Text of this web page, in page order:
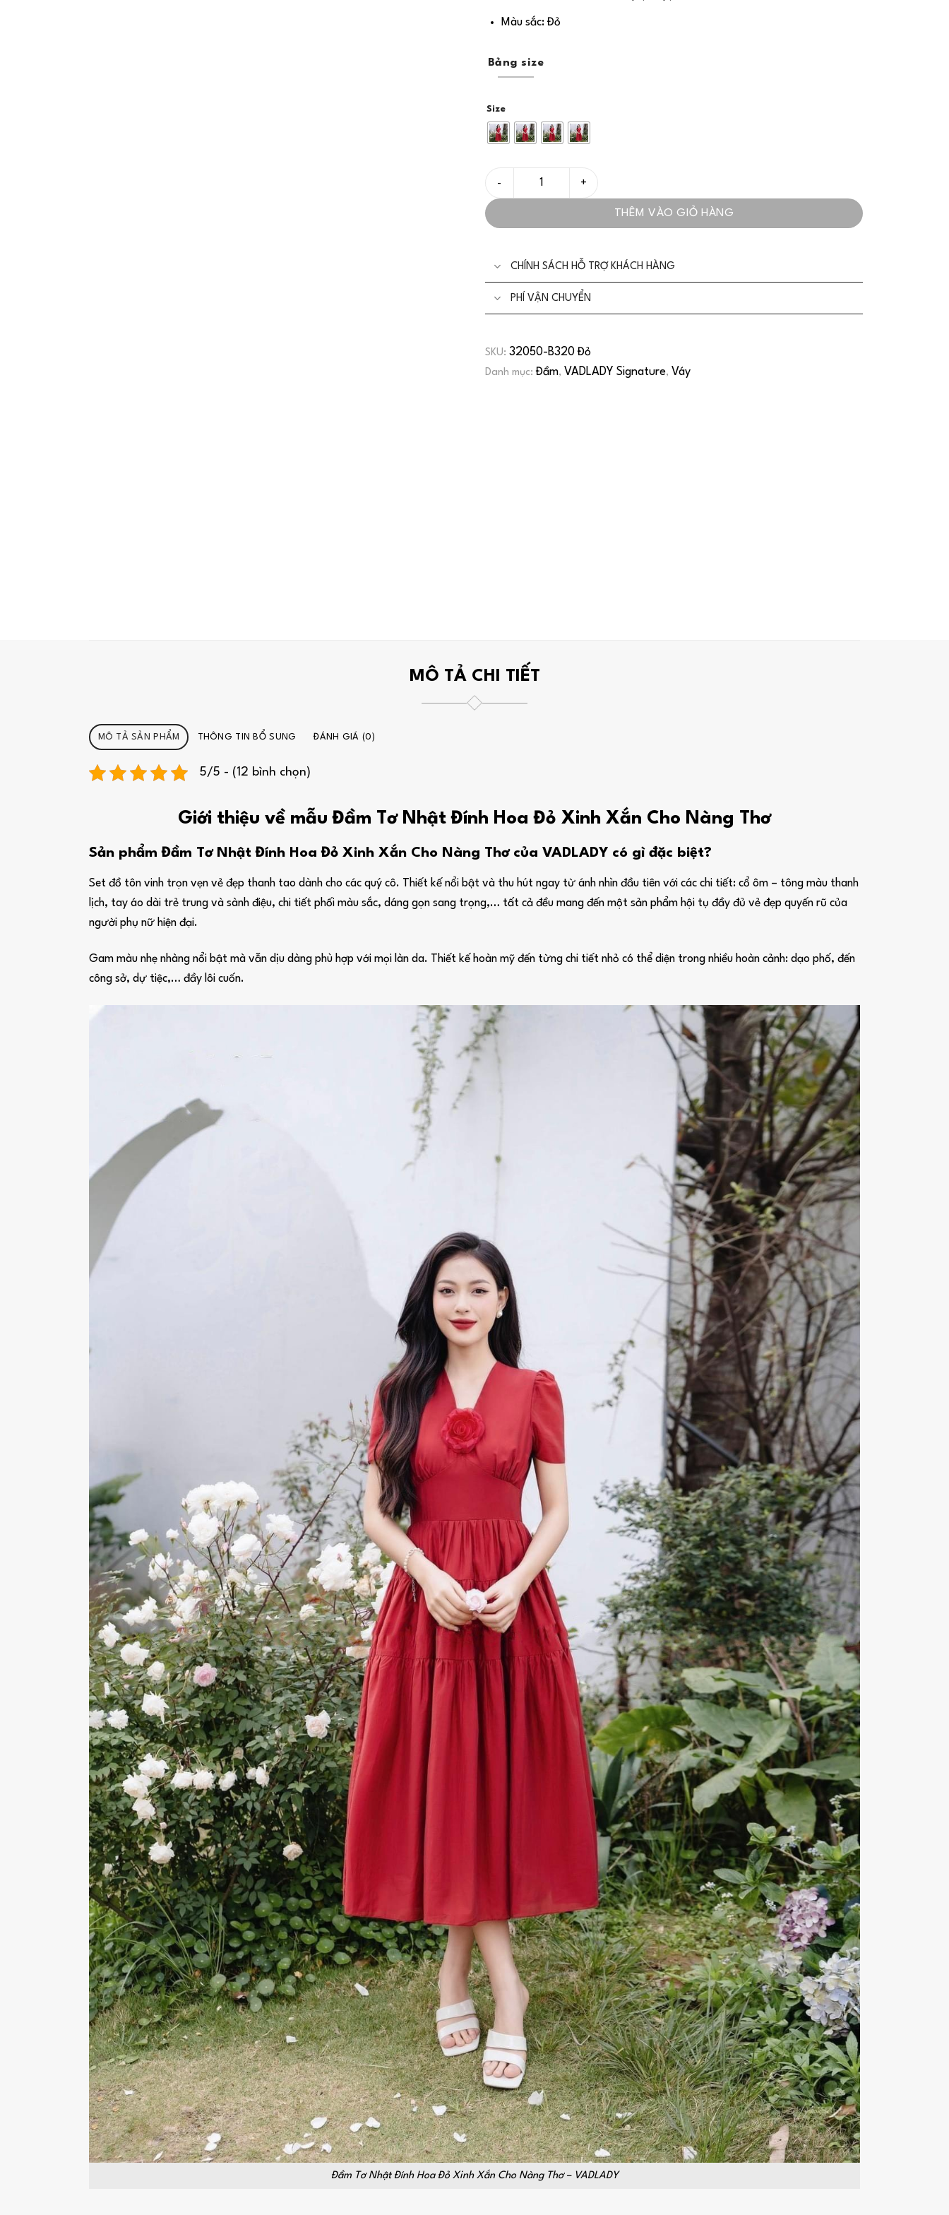
Màu sắc: Đỏ
Bảng size
Size
THÊM VÀO GIỎ HÀNG
CHÍNH SÁCH HỖ TRỢ KHÁCH HÀNG
PHÍ VẬN CHUYỂN
SKU: 32050-B320 Đỏ
Danh mục:Đầm, VADLADY Signature, Váy
MÔ TẢ CHI TIẾT
MÔ TẢ SẢN PHẨM THÔNG TIN BỔ SUNG ĐÁNH GIÁ (0)
5/5 - (12 bình chọn)
Giới thiệu về mẫu Đầm Tơ Nhật Đính Hoa Đỏ Xinh Xắn Cho Nàng Thơ
Sản phẩm Đầm Tơ Nhật Đính Hoa Đỏ Xinh Xắn Cho Nàng Thơ của VADLADY có gì đặc biệt?
Set đồ tôn vinh trọn vẹn vẻ đẹp thanh tao dành cho các quý cô. Thiết kế nổi bật và thu hút ngay từ ánh nhìn đầu tiên với các chi tiết: cổ ôm – tông màu thanh
lịch, tay áo dài trẻ trung và sành điệu, chi tiết phối màu sắc, dáng gọn sang trọng,… tất cả đều mang đến một sản phẩm hội tụ đầy đủ vẻ đẹp quyến rũ của
người phụ nữ hiện đại.
Gam màu nhẹ nhàng nổi bật mà vẫn dịu dàng phù hợp với mọi làn da. Thiết kế hoàn mỹ đến từng chi tiết nhỏ có thể diện trong nhiều hoàn cảnh: dạo phố, đến
công sở, dự tiệc,… đầy lôi cuốn.
Đầm Tơ Nhật Đính Hoa Đỏ Xinh Xắn Cho Nàng Thơ – VADLADY